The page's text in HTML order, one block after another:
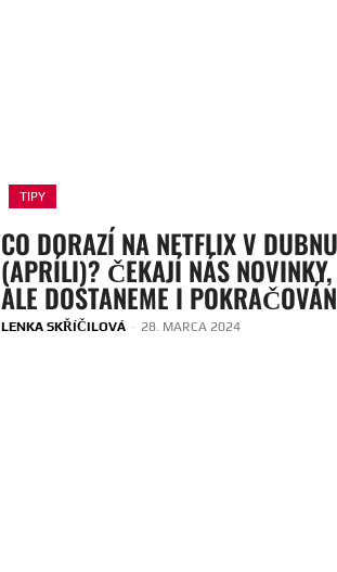
TIPY
CO DORAZÍ NA NETFLIX V DUBNU
(APRÍLI)? ČEKAJÍ NÁS NOVINKY,
ALE DOSTANEME I
LENKA SKŘÍČILOVÁ - 28. MARCA 2024